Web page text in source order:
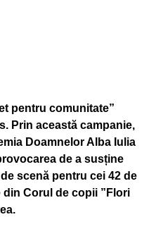
pentru comunitate”
Prin această campanie,
Doamnelor Alba Iulia
de a susține
scenă pentru cei 42 de
Corul de copii ”Flori